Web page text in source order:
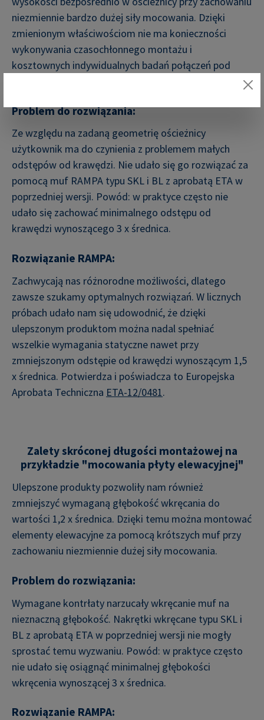
niezmiennie bardzo dużej siły mocowania. Dzięki
zmienionym właściwościom nie ma konieczności
wykonywania czasochłonnego montażu i
kosztownych indywidualnych badań połączeń pod
Problem do rozwiązania:
Ze względu na zadaną geometrię ościeżnicy
użytkownik ma do czynienia z problemem małych
odstępów od krawędzi. Nie udało się go rozwiązać za
pomocą muf RAMPA typu SKL i BL z aprobatą ETA w
poprzedniej wersji. Powód: w praktyce często nie
udało się zachować minimalnego odstępu od
krawędzi wynoszącego 3 x średnica.
Rozwiązanie RAMPA:
Zachwycają nas różnorodne możliwości, dlatego
zawsze szukamy optymalnych rozwiązań. W licznych
próbach udało nam się udowodnić, że dzięki
ulepszonym produktom można nadal spełniać
wszelkie wymagania statyczne nawet przy
zmniejszonym odstępie od krawędzi wynoszącym 1,5
x średnica. Potwierdza i poświadcza to Europejska
Aprobata Techniczna ETA-12/0481.
Zalety skróconej długości montażowej na
przykładzie "mocowania płyty elewacyjnej"
Ulepszone produkty pozwoliły nam również
zmniejszyć wymaganą głębokość wkręcania do
wartości 1,2 x średnica. Dzięki temu można montować
elementy elewacyjne za pomocą krótszych muf przy
zachowaniu niezmiennie dużej siły mocowania.
Problem do rozwiązania:
Wymagane kontrłaty narzucały wkręcanie muf na
nieznaczną głębokość. Nakrętki wkręcane typu SKL i
BL z aprobatą ETA w poprzedniej wersji nie mogły
sprostać temu wyzwaniu. Powód: w praktyce często
nie udało się osiągnąć minimalnej głębokości
wkręcenia wynoszącej 3 x średnica.
Rozwiązanie RAMPA: